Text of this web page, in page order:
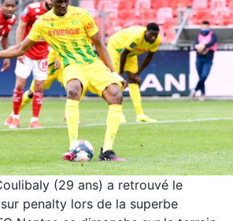
(29 ans) a retrouvé le
penalty lors de la superbe